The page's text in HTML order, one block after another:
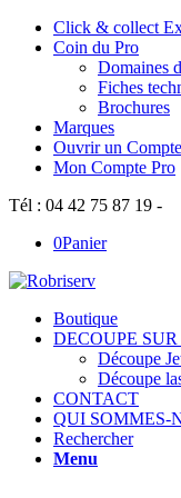
Click & collect
Coin du Pro
Domaines
Fiches
Brochures
Marques
Ouvrir un
Mon Compte Pro
Tél : 04 42 75 87 19 -
0Panier
Boutique
DECOUPE
Découpe
Découpe
CONTACT
QUI SOMMES-
Rechercher
Menu